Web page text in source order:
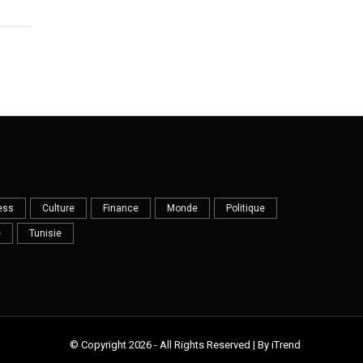
Culture Finance Monde Politique
Tunisie
© Copyright 2026 - All Rights Reserved | By iTrend